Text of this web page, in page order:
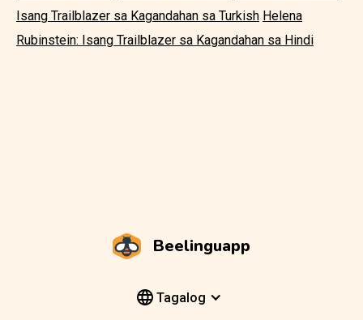
Isang Trailblazer sa Kagandahan sa Turkish Helena
Rubinstein: Isang Trailblazer sa Kagandahan sa Hindi
Beelinguapp
Tagalog